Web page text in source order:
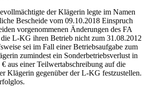
der Klägerin legte im Namen
Bescheide vom 09.10.2018 Einspruch
vorgenommenen Änderungen des FA
L-KG ihren Betrieb nicht zum 31.08.2012
sei im Fall einer Betriebsaufgabe zum
zumindest ein Sonderbetriebsverlust in
aus einer Teilwertabschreibung auf die
Klägerin gegenüber der L-KG festzustellen.